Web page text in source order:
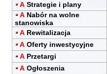
A Strategie i plany
A Nabór na wolne
stanowiska
A Rewitalizacja
A Oferty inwestycyjne
A Przetargi
A Ogłoszenia